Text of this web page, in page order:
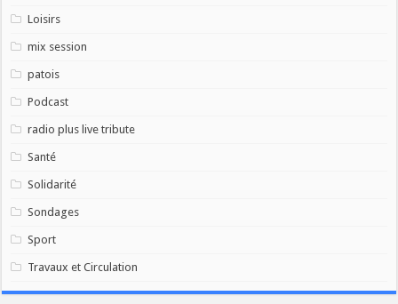
Loisirs
mix session
patois
Podcast
radio plus live tribute
Santé
Solidarité
Sondages
Sport
Travaux et Circulation